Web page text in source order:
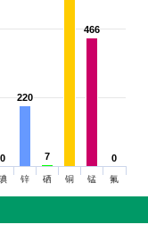
0
0
220
220
7
7
466
466
0
0
锌 硒 铜 锰 氟